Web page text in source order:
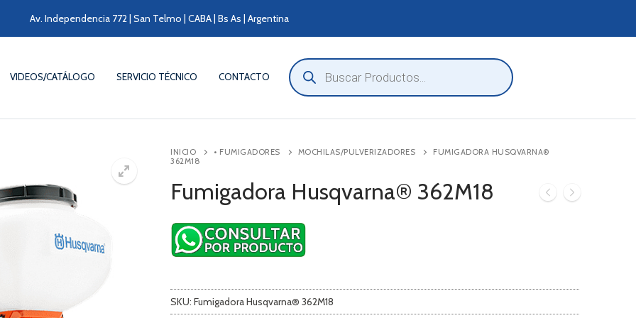
Av. Independencia 772 | San Telmo | CABA | Bs As | Argentina
VIDEOS/CATÁLOGO SERVICIO TÉCNICO CONTACTO
Búsqueda
de
productos
INICIO • FUMIGADORES MOCHILAS/PULVERIZADORES
FUMIGADORA HUSQVARNA®
362M18
Fumigadora Husqvarna® 362M18
SKU: Fumigadora Husqvarna® 362M18